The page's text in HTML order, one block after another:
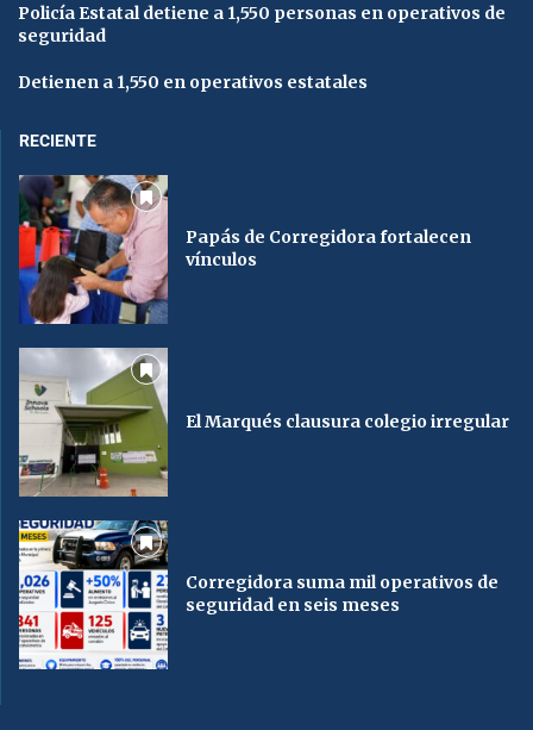
Policía Estatal detiene a 1,550 personas en operativos de
seguridad
Detienen a 1,550 en operativos estatales
RECIENTE
Papás de Corregidora fortalecen
vínculos
El Marqués clausura colegio irregular
Corregidora suma mil operativos de
seguridad en seis meses